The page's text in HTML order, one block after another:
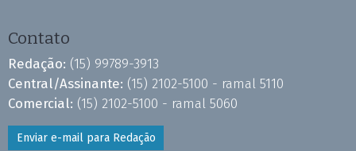
Contato
Redação: (15) 99789-3913
Central/Assinante: (15) 2102-5100 - ramal 5110
Comercial: (15) 2102-5100 - ramal 5060
Enviar e-mail para Redação